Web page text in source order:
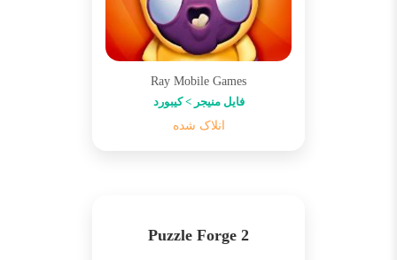
Ray Mobile Games
فایل منیجر > کیبورد
انلاک شده
Puzzle Forge 2